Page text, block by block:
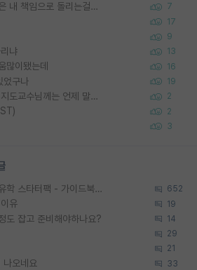
왜 후배가 못하는걸 교수님은 내 책임으로 돌리는걸까요? 7
17
9
냐 13
많이됐는데 16
었구나 19
타대학원 컨텍 준비중인데, 지도교수님께는 언제 말씀드려야 할까요? 2
2
3
[무료] 2026 미국 대학원 유학 스타터팩 - 가이드북 & 합격자 컨택메일 템플릿 652
유 19
도 잡고 준비해야하나요? 14
29
21
나오네요 33